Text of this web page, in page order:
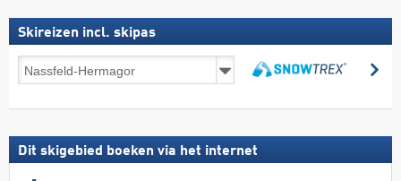
Skireizen incl. skipas
Skireizen
incl.
Dit skigebied boeken via het internet